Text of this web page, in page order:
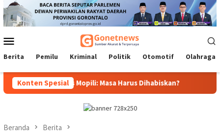
Loncat
ke
konten
Mobile
Berita Pemilu Kriminal Politik Otomotif Olahraga
Konten Spesial
Idrus Mopili: Masa Harus Dihabiskan? Sri Darsiyanti
Beranda Berita